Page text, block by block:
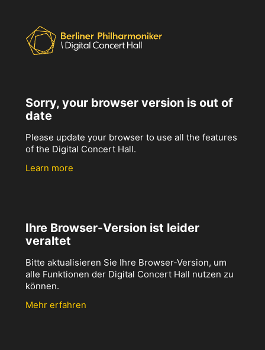
Sorry, your browser version is out of
date
Please update your browser to use all the features
of the Digital Concert Hall.
Learn more
Ihre Browser-Version ist leider
veraltet
Bitte aktualisieren Sie Ihre Browser-Version, um
alle Funktionen der Digital Concert Hall nutzen zu
können.
Mehr erfahren